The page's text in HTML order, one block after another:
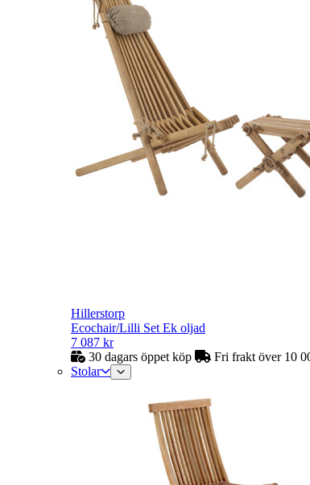
Hillerstorp
Ecochair/Lilli Set Ek oljad
7 087 kr
30 dagars öppet köp
Fri frakt över 10
Stolar